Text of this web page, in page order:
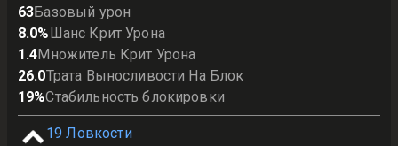
63Базовый урон
8.0%Шанс Крит Урона
1.4Множитель Крит Урона
26.0Трата Выносливости На Блок
19%Стабильность блокировки
19 Ловкости